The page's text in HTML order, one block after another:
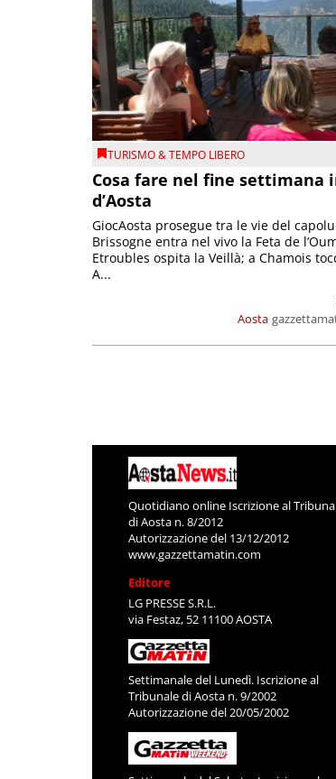
TURISMO & TEMPO LIBERO
Cosa fare nel fine settimana
d’Aosta
Aosta
GiocAosta prosegue tra le vie del
Brissogne entra nel vivo la Feta de
Etroubles ospita la Veillà; a Chamois
A...
Quotidiano online Iscrizione al
di Aosta n. 8/2012
Autorizzazione del 13/12/2012
www.gazzettamatin.com
Editore
LG PRESSE S.R.L.
via Festaz, 52 11100 AOSTA
Settimanale del Lunedì. Iscrizione al
Tribunale di Aosta n. 9/2002
Autorizzazione del 20/05/2002